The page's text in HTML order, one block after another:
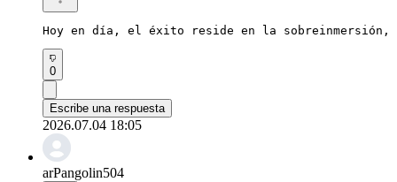
Hoy en día, el éxito reside en la
0
Escribe una respuesta
2026.07.04 18:05
arPangolin504